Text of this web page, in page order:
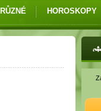
RŮZNÉ HOROSKOPY